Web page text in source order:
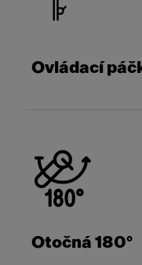
Ovládací
Otočná 180°